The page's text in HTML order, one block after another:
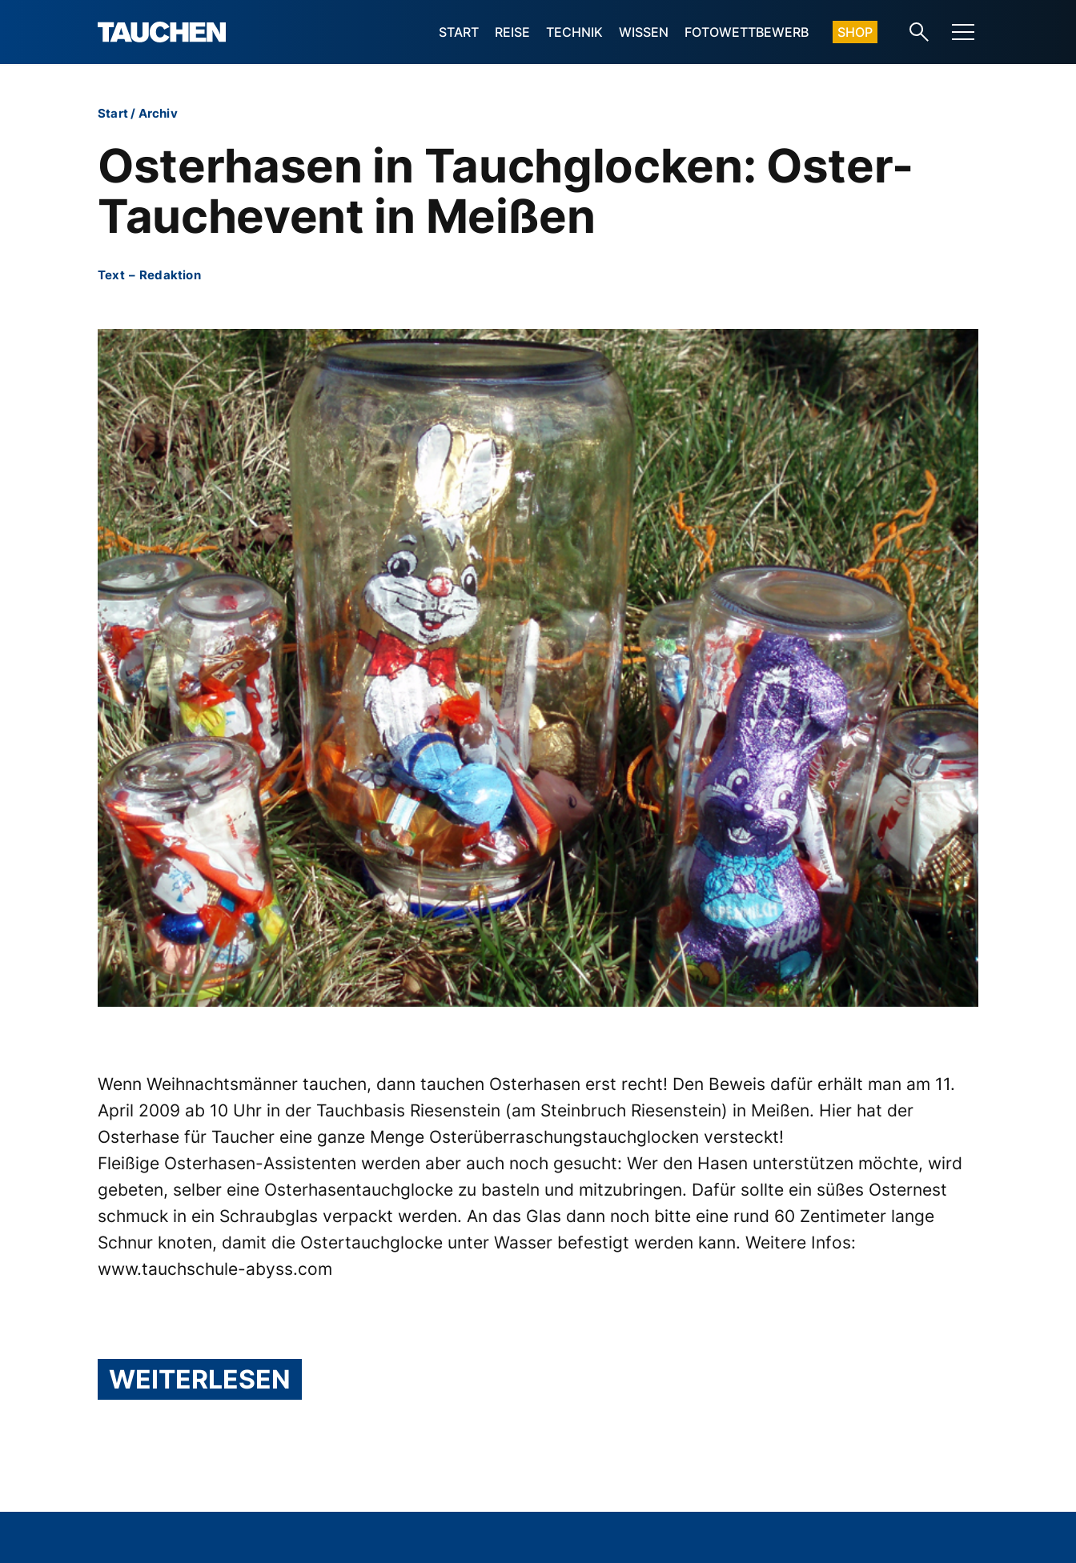
START REISE TECHNIK WISSEN FOTOWETTBEWERB SHOP
Start/ Archiv
Osterhasen in Tauchglocken: Oster-
Tauchevent in Meißen
Text – Redaktion
Wenn Weihnachtsmänner tauchen, dann tauchen Osterhasen erst recht! Den Beweis dafür erhält man am 11.
April 2009 ab 10 Uhr in der Tauchbasis Riesenstein (am Steinbruch Riesenstein) in Meißen. Hier hat der
Osterhase für Taucher eine ganze Menge Osterüberraschungstauchglocken versteckt!
Fleißige Osterhasen-Assistenten werden aber auch noch gesucht: Wer den Hasen unterstützen möchte, wird
gebeten, selber eine Osterhasentauchglocke zu basteln und mitzubringen. Dafür sollte ein süßes Osternest
schmuck in ein Schraubglas verpackt werden. An das Glas dann noch bitte eine rund 60 Zentimeter lange
Schnur knoten, damit die Ostertauchglocke unter Wasser befestigt werden kann. Weitere Infos:
www.tauchschule-abyss.com
WEITERLESEN